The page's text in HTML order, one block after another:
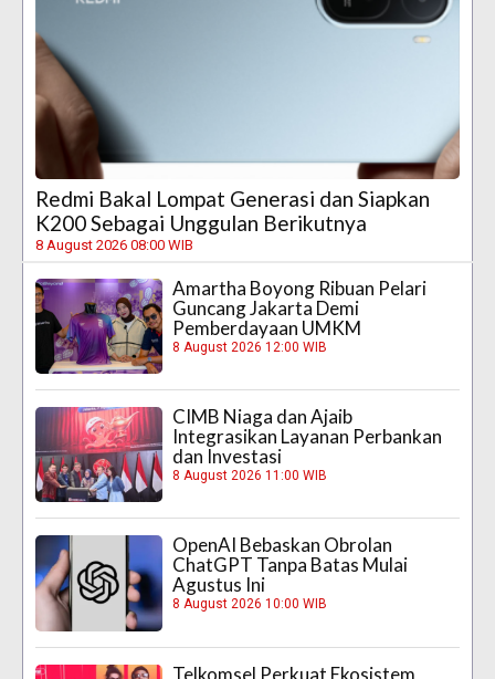
Redmi Bakal Lompat Generasi dan Siapkan
K200 Sebagai Unggulan Berikutnya
8 August 2026 08:00 WIB
Amartha Boyong Ribuan Pelari
Guncang Jakarta Demi
Pemberdayaan UMKM
8 August 2026 12:00 WIB
CIMB Niaga dan Ajaib
Integrasikan Layanan Perbankan
dan Investasi
8 August 2026 11:00 WIB
OpenAI Bebaskan Obrolan
ChatGPT Tanpa Batas Mulai
Agustus Ini
8 August 2026 10:00 WIB
Telkomsel Perkuat Ekosistem